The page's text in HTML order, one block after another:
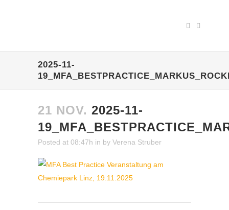
2025-11-
21 NOV. 2025-11-
Posted at 08:47h in by Verena Struber